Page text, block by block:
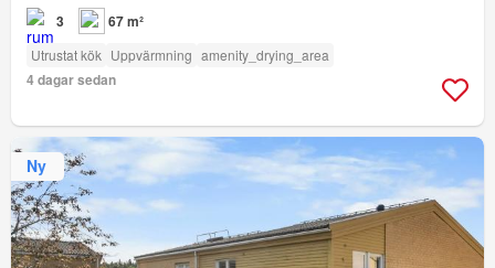
3 67 m²
Utrustat kök Uppvärmning amenity_drying_area
4 dagar sedan
Ny